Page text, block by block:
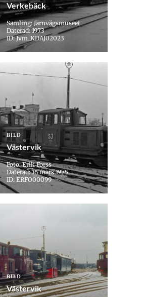
Verkebäck
Samling: Järnvägsmuseet
Daterad: 1973
ID: Jvm_KDAJ02023
BILD
Västervik
Foto: Erik Forss
Daterad: 16 mars 1975
ID: ERFO00099
BILD
Västervik